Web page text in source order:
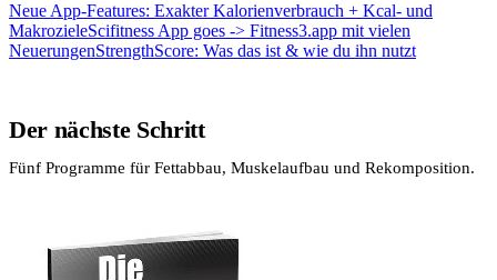
Neue App-Features: Exakter Kalorienverbrauch + Kcal- und
MakrozieleScifitness App goes -> Fitness3.app mit vielen
NeuerungenStrengthScore: Was das ist & wie du ihn nutzt
Der nächste Schritt
Fünf Programme für Fettabbau, Muskelaufbau und Rekomposition.